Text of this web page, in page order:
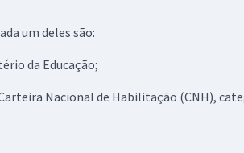
um deles são:
da Educação;
Nacional de Habilitação (CNH),